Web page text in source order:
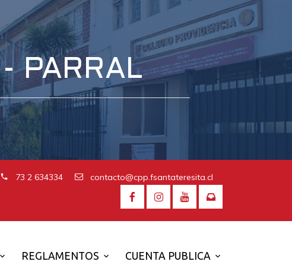
PARRAL
73 2 634334 contacto@cpp.fsantateresita.cl
REGLAMENTOS CUENTA PUBLICA